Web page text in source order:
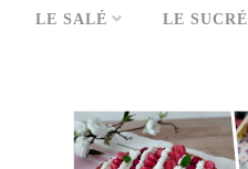
LE SALÉ LE SUCRÉ